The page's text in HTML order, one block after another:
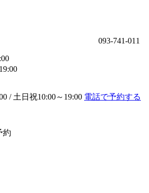
093-741-011
/ 土日祝10:00～19:00 電話で予約する
約